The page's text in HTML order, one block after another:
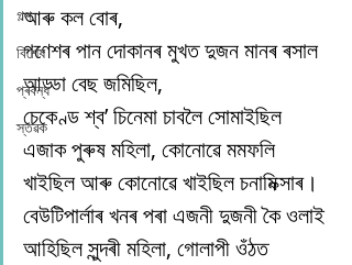
গল্প
বিশেষ
প্ৰবন্ধ
স্তৱক
আৰু কল বোৰ,
গণেশৰ পান দোকানৰ মুখত দুজন মানৰ ৰসাল
আড্ডা বেছ জমিছিল,
চেকেণ্ড শ্ব’ চিনেমা চাবলৈ সোমাইছিল
এজাক পুৰুষ মহিলা, কোনোৱে মমফলি
খাইছিল আৰু কোনোৱে খাইছিল চনামিক্সাৰ।
বেউটিপাৰ্লাৰ খনৰ পৰা এজনী দুজনী কৈ ওলাই
আহিছিল সুন্দৰী মহিলা, গোলাপী ওঁঠত